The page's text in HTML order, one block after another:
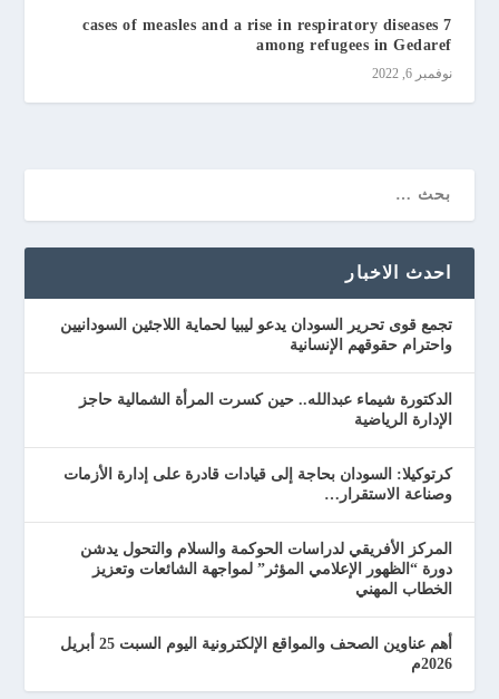
7 cases of measles and a rise in respiratory diseases
among refugees in Gedaref
نوفمبر 6, 2022
احدث الاخبار
تجمع قوى تحرير السودان يدعو ليبيا لحماية اللاجئين السودانيين
واحترام حقوقهم الإنسانية
الدكتورة شيماء عبدالله.. حين كسرت المرأة الشمالية حاجز
الإدارة الرياضية
كرتوكيلا: السودان بحاجة إلى قيادات قادرة على إدارة الأزمات
وصناعة الاستقرار…
المركز الأفريقي لدراسات الحوكمة والسلام والتحول يدشن
دورة “الظهور الإعلامي المؤثر” لمواجهة الشائعات وتعزيز
الخطاب المهني
أهم عناوين الصحف والمواقع الإلكترونية اليوم السبت 25 أبريل
2026م